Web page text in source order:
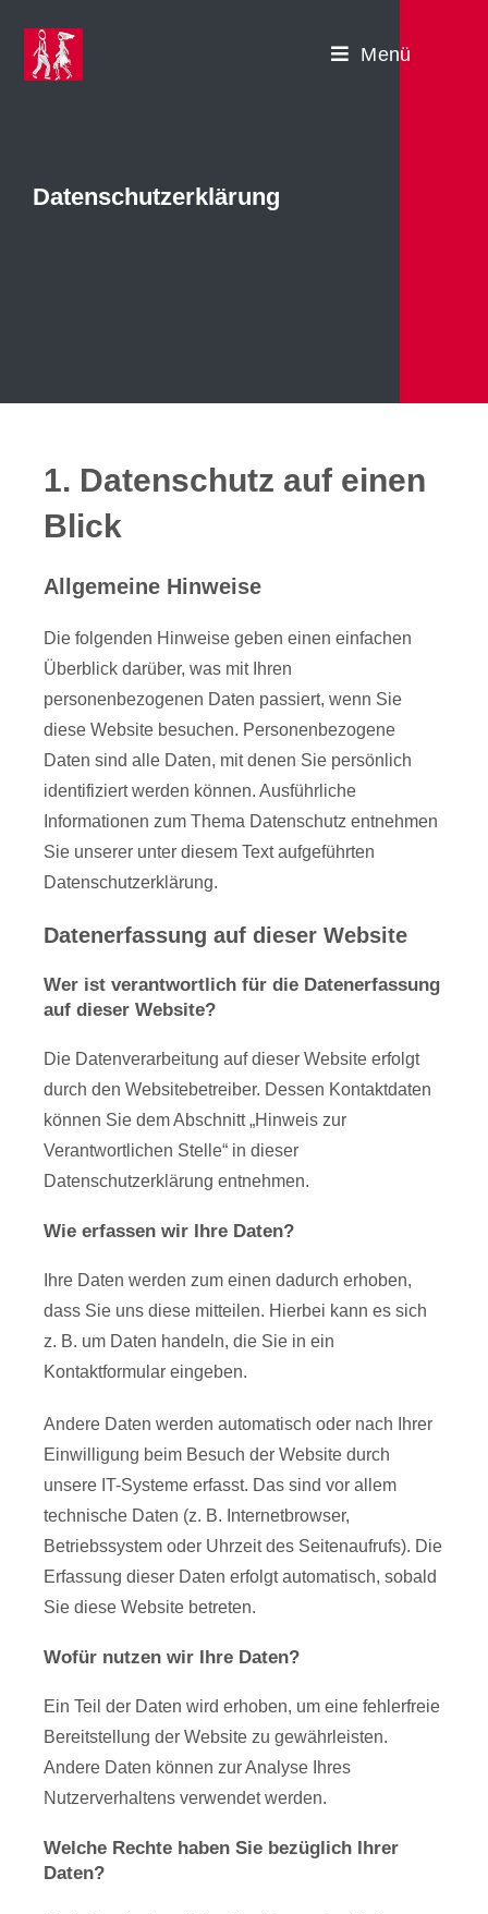
Menü
Datenschutzerklärung
1. Datenschutz auf einen
Blick
Allgemeine Hinweise
Die folgenden Hinweise geben einen einfachen
Überblick darüber, was mit Ihren
personenbezogenen Daten passiert, wenn Sie
diese Website besuchen. Personenbezogene
Daten sind alle Daten, mit denen Sie persönlich
identifiziert werden können. Ausführliche
Informationen zum Thema Datenschutz entnehmen
Sie unserer unter diesem Text aufgeführten
Datenschutzerklärung.
Datenerfassung auf dieser Website
Wer ist verantwortlich für die Datenerfassung
auf dieser Website?
Die Datenverarbeitung auf dieser Website erfolgt
durch den Websitebetreiber. Dessen Kontaktdaten
können Sie dem Abschnitt „Hinweis zur
Verantwortlichen Stelle“ in dieser
Datenschutzerklärung entnehmen.
Wie erfassen wir Ihre Daten?
Ihre Daten werden zum einen dadurch erhoben,
dass Sie uns diese mitteilen. Hierbei kann es sich
z. B. um Daten handeln, die Sie in ein
Kontaktformular eingeben.
Andere Daten werden automatisch oder nach Ihrer
Einwilligung beim Besuch der Website durch
unsere IT-Systeme erfasst. Das sind vor allem
technische Daten (z. B. Internetbrowser,
Betriebssystem oder Uhrzeit des Seitenaufrufs). Die
Erfassung dieser Daten erfolgt automatisch, sobald
Sie diese Website betreten.
Wofür nutzen wir Ihre Daten?
Ein Teil der Daten wird erhoben, um eine fehlerfreie
Bereitstellung der Website zu gewährleisten.
Andere Daten können zur Analyse Ihres
Nutzerverhaltens verwendet werden.
Welche Rechte haben Sie bezüglich Ihrer
Daten?